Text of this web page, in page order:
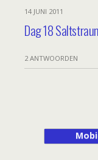
14 JUNI 2011
Dag 18
2 ANTWOORDEN